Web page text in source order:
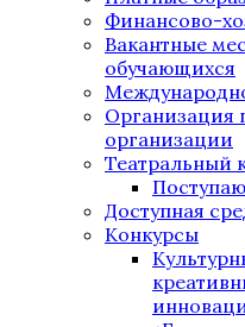
Финансово-
Вакантные
обучающихся
Организация
организации
Театральный
Доступная
Конкурсы